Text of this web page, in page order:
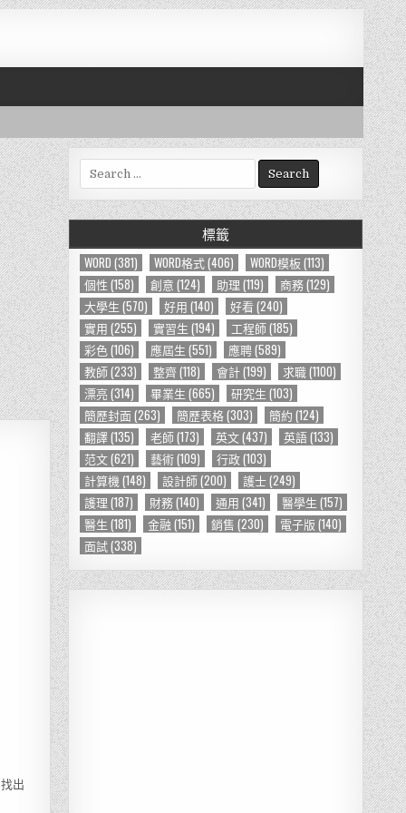
出
e
a
r
h
f
o
r
標籤
WORD (381) WORD格式(406) WORD模板(113)
個性 (158) 創意 (124) 助理 (119) 商務(129)
大學生 (570) 好用 (140) 好看 (240)
實用 (255) 實習生 (194) 工程師(185)
彩色(106) 應屆生 (551) 應聘(589)
教師(233) 整齊(118) 會計(199) 求職(1100)
漂亮 (314) 畢業生 (665) 研究生 (103)
簡歷封面(263) 簡歷表格(303) 簡約 (124)
翻譯(135) 老師(173) 英文(437) 英語(133)
范文(621) 藝術(109) 行政(103)
計算機 (148) 設計師(200) 護士(249)
護理 (187) 財務(140) 通用 (341) 醫學生 (157)
醫生 (181) 金融 (151) 銷售 (230) 電子版 (140)
面試(338)